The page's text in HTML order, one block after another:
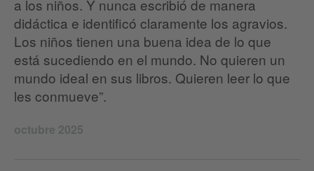
a los niños. Y nunca escribió de manera
didáctica e identificó claramente los agravios.
Los niños tienen una buena idea de lo que
está sucediendo en el mundo. No quieren un
mundo ideal en sus libros. Quieren leer lo que
les conmueve”.
octubre 2025